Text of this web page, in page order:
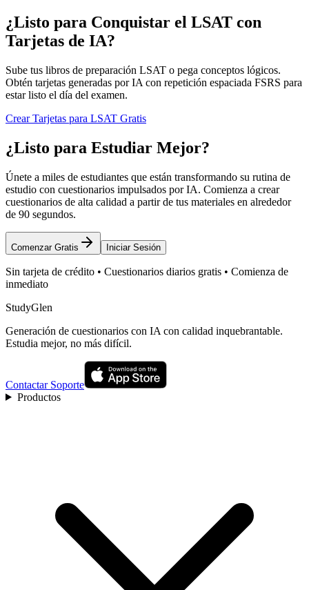
¿Listo para Conquistar el LSAT con
Tarjetas de IA?
Sube tus libros de preparación LSAT o pega conceptos lógicos.
Obtén tarjetas generadas por IA con repetición espaciada FSRS para
estar listo el día del examen.
Crear Tarjetas para LSAT Gratis
¿Listo para Estudiar Mejor?
Únete a miles de estudiantes que están transformando su rutina de
estudio con cuestionarios impulsados por IA. Comienza a crear
cuestionarios de alta calidad a partir de tus materiales en alrededor
de 90 segundos.
Comenzar Gratis Iniciar Sesión
Sin tarjeta de crédito • Cuestionarios diarios gratis • Comienza de
inmediato
StudyGlen
Generación de cuestionarios con IA con calidad inquebrantable.
Estudia mejor, no más difícil.
Contactar Soporte
Productos